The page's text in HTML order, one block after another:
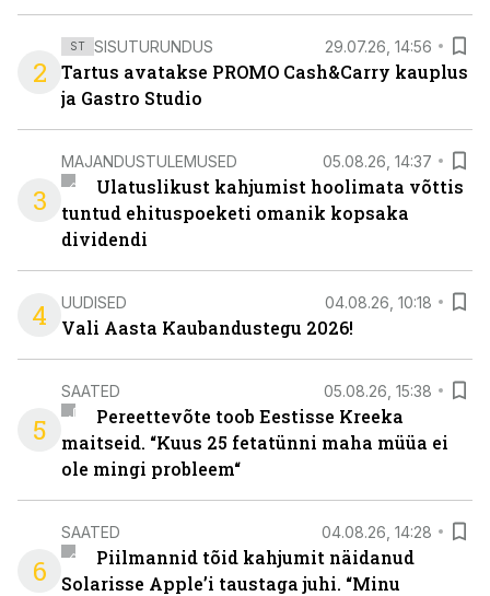
2
ST SISUTURUNDUS 29.07.26, 14:56
Tartus avatakse PROMO Cash&Carry kauplus
ja Gastro Studio
3
MAJANDUSTULEMUSED 05.08.26, 14:37
Ulatuslikust kahjumist hoolimata võttis
tuntud ehituspoeketi omanik kopsaka
dividendi
4 UUDISED 04.08.26, 10:18
Vali Aasta Kaubandustegu 2026!
5
SAATED 05.08.26, 15:38
Pereettevõte toob Eestisse Kreeka
maitseid. “Kuus 25 fetatünni maha müüa ei
ole mingi probleem“
6
SAATED 04.08.26, 14:28
Piilmannid tõid kahjumit näidanud
Solarisse Apple’i taustaga juhi. “Minu